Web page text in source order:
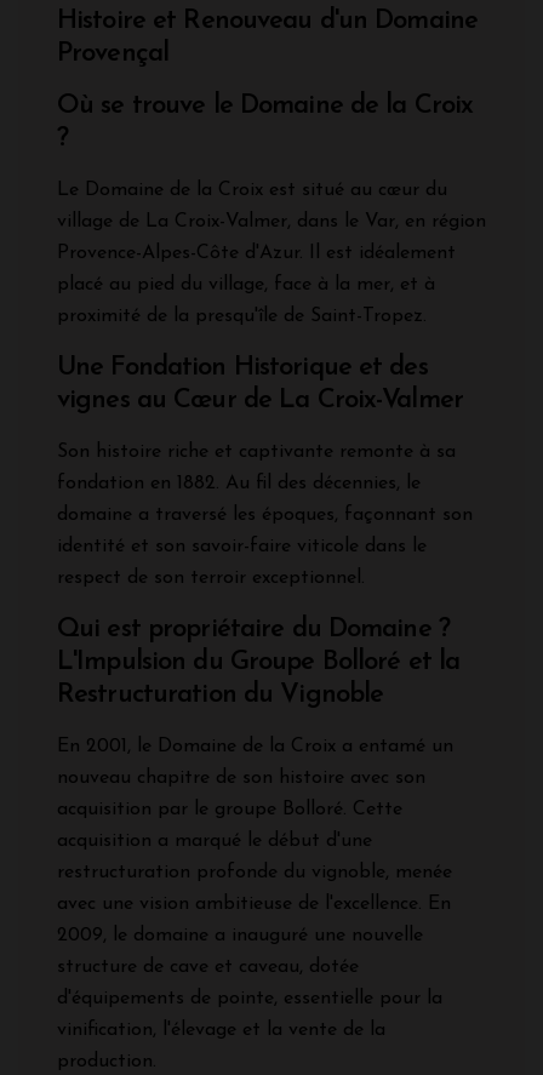
Histoire et Renouveau d'un Domaine
Provençal
Où se trouve le Domaine de la Croix
?
Le Domaine de la Croix est situé au cœur du
village de La Croix-Valmer, dans le Var, en région
Provence-Alpes-Côte d'Azur. Il est idéalement
placé au pied du village, face à la mer, et à
proximité de la presqu'île de Saint-Tropez.
Une Fondation Historique et des
vignes au Cœur de La Croix-Valmer
Son histoire riche et captivante remonte à sa
fondation en 1882. Au fil des décennies, le
domaine a traversé les époques, façonnant son
identité et son savoir-faire viticole dans le
respect de son terroir exceptionnel.
Qui est propriétaire du Domaine ?
L'Impulsion du Groupe Bolloré et la
Restructuration du Vignoble
En 2001, le Domaine de la Croix a entamé un
nouveau chapitre de son histoire avec son
acquisition par le groupe Bolloré. Cette
acquisition a marqué le début d'une
restructuration profonde du vignoble, menée
avec une vision ambitieuse de l'excellence. En
2009, le domaine a inauguré une nouvelle
structure de cave et caveau, dotée
d'équipements de pointe, essentielle pour la
vinification, l'élevage et la vente de la
production.